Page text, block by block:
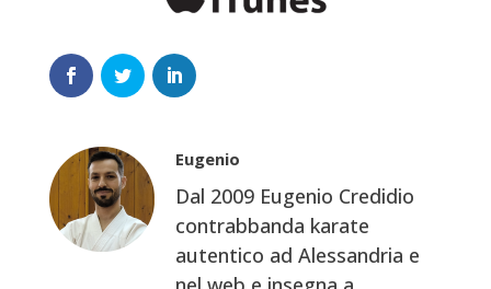
Eugenio
Dal 2009 Eugenio Credidio
contrabbanda karate
autentico ad Alessandria e